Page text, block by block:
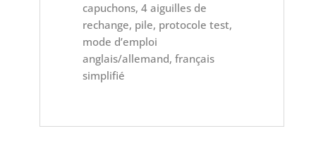
capuchons, 4 aiguilles de
rechange, pile, protocole test,
mode d’emploi
anglais/allemand, français
simplifié